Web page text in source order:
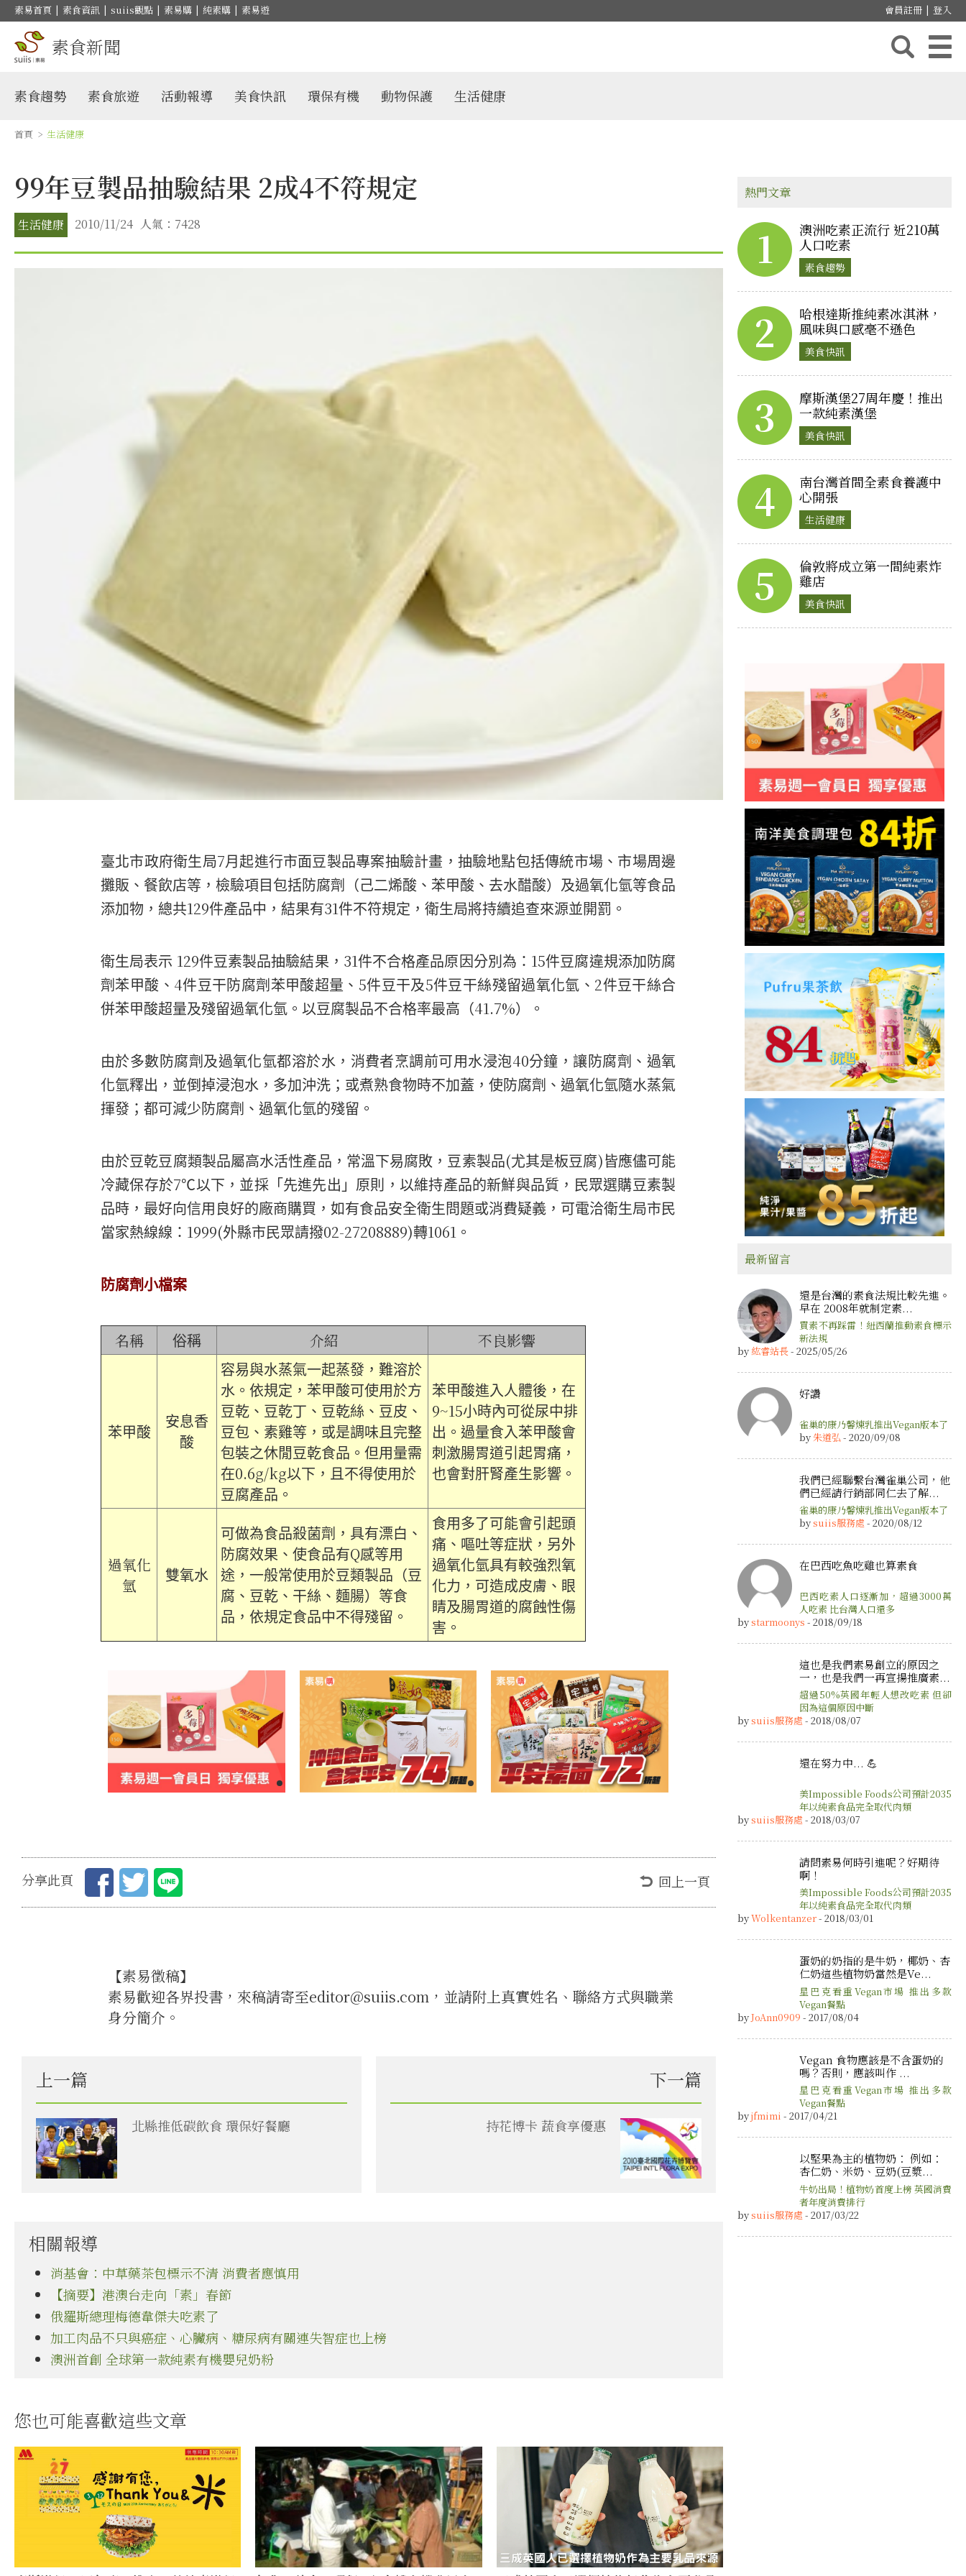
素易首頁 | 素食資訊 | suiis觀點 | 素易購 | 純素購 | 素易遊 會員註冊 | 登入
素食新聞
素食趨勢 素食旅遊 活動報導 美食快訊 環保有機 動物保護 生活健康
首頁 > 生活健康
99年豆製品抽驗結果 2成4不符規定
生活健康 2010/11/24 人氣：7428
臺北市政府衛生局7月起進行市面豆製品專案抽驗計畫，抽驗地點包括傳統市場、市場周邊
攤販、餐飲店等，檢驗項目包括防腐劑（己二烯酸、苯甲酸、去水醋酸）及過氧化氫等食品
添加物，總共129件產品中，結果有31件不符規定，衛生局將持續追查來源並開罰。
衛生局表示 129件豆素製品抽驗結果， 31件不合格產品原因分別為： 15件豆腐違規添加防腐
劑苯甲酸、 4件豆干防腐劑苯甲酸超量、 5件豆干及5件豆干絲殘留過氧化氫、 2件豆干絲合
併苯甲酸超量及殘留過氧化氫。以豆腐製品不合格率最高（41.7%）。
由於多數防腐劑及過氧化氫都溶於水，消費者烹調前可用水浸泡40分鐘，讓防腐劑、過氧
化氫釋出，並倒掉浸泡水，多加沖洗；或煮熟食物時不加蓋，使防腐劑、過氧化氫隨水蒸氣
揮發；都可減少防腐劑、過氧化氫的殘留。
由於豆乾豆腐類製品屬高水活性產品，常溫下易腐敗，豆素製品(尤其是板豆腐)皆應儘可能
冷藏保存於7℃以下，並採「先進先出」原則，以維持產品的新鮮與品質，民眾選購豆素製
品時，最好向信用良好的廠商購買，如有食品安全衛生問題或消費疑義，可電洽衛生局市民
當家熱線線： 1999(外縣市民眾請撥02-27208889)轉1061 。
防腐劑小檔案
名稱 俗稱 介紹 不良影響
苯甲酸
安息香
酸
容易與水蒸氣一起蒸發，難溶於
水。依規定，苯甲酸可使用於方
豆乾、豆乾丁、豆乾絲、豆皮、
豆包、素雞等，或是調味且完整
包裝之休閒豆乾食品。但用量需
在0.6g/kg以下，且不得使用於
豆腐產品。
苯甲酸進入人體後，在
9~15小時內可從尿中排
出。過量食入苯甲酸會
刺激腸胃道引起胃痛，
也會對肝腎產生影響。
過氧化
氫
雙氧水
可做為食品殺菌劑，具有漂白、
防腐效果、使食品有Q感等用
途，一般常使用於豆類製品（豆
腐、豆乾、干絲、麵腸）等食
品，依規定食品中不得殘留。
食用多了可能會引起頭
痛、嘔吐等症狀，另外
過氧化氫具有較強烈氧
化力，可造成皮膚、眼
睛及腸胃道的腐蝕性傷
害。
分享此頁 回上一頁
【素易徵稿】
素易歡迎各界投書，來稿請寄至editor@suiis.com，並請附上真實姓名、聯絡方式與職業
身分簡介。
上一篇
北縣推低碳飲食 環保好餐廳
下一篇
持花博卡 蔬食享優惠
相關報導
消基會：中草藥茶包標示不清 消費者應慎用
【摘要】港澳台走向「素」春節
俄羅斯總理梅德韋傑夫吃素了
加工肉品不只與癌症、心臟病、糖尿病有關連失智症也上榜
澳洲首創 全球第一款純素有機嬰兒奶粉
您也可能喜歡這些文章
熱門文章
1
澳洲吃素正流行 近210萬
人口吃素
素食趨勢
2
哈根達斯推純素冰淇淋，
風味與口感毫不遜色
美食快訊
3
摩斯漢堡27周年慶！推出
一款純素漢堡
美食快訊
4
南台灣首間全素食養護中
心開張
生活健康
5
倫敦將成立第一間純素炸
雞店
美食快訊
最新留言
還是台灣的素食法規比較先進。
早在 2008年就制定素...
買素不再踩雷！紐西蘭推動素食標示
新法規
by 紘睿站長- 2025/05/26
好讚
雀巢的康乃馨煉乳推出Vegan版本了
by朱道弘- 2020/09/08
我們已經聯繫台灣雀巢公司，他
們已經請行銷部同仁去了解...
雀巢的康乃馨煉乳推出Vegan版本了
bysuiis服務處 - 2020/08/12
在巴西吃魚吃雞也算素食
巴西吃素人口逐漸加，超過3000萬
人吃素 比台灣人口還多
bystarmoonys - 2018/09/18
這也是我們素易創立的原因之
一，也是我們一再宣揚推廣素...
超過50%英國年輕人想改吃素 但卻
因為這個原因中斷
bysuiis服務處 - 2018/08/07
還在努力中... 💪
美Impossible Foods公司預計2035
年以純素食品完全取代肉類
bysuiis服務處 - 2018/03/07
請問素易何時引進呢？好期待
啊！
美Impossible Foods公司預計2035
年以純素食品完全取代肉類
byWolkentanzer- 2018/03/01
蛋奶的奶指的是牛奶，椰奶、杏
仁奶這些植物奶當然是Ve...
星巴克看重Vegan市場 推出多款
Vegan餐點
byJoAnn0909 - 2017/08/04
Vegan 食物應該是不含蛋奶的
嗎？否則，應該叫作 ...
星巴克看重Vegan市場 推出多款
Vegan餐點
byjfmimi - 2017/04/21
以堅果為主的植物奶： 例如：
杏仁奶、米奶、豆奶(豆漿...
牛奶出局！植物奶首度上榜 英國消費
者年度消費排行
bysuiis服務處 - 2017/03/22